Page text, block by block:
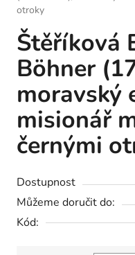
otroky
Štěříková
Böhner
moravský
misionář
černými
Dostupnost
Můžeme doručit do:
Kód: